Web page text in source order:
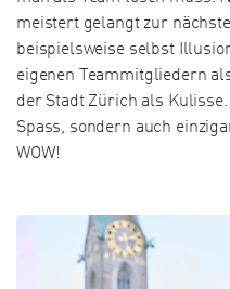
meistert gelangt zur
beispielsweise selbst
eigenen Teammitgliedern
der Stadt Zürich als
Spass, sondern auch
WOW!